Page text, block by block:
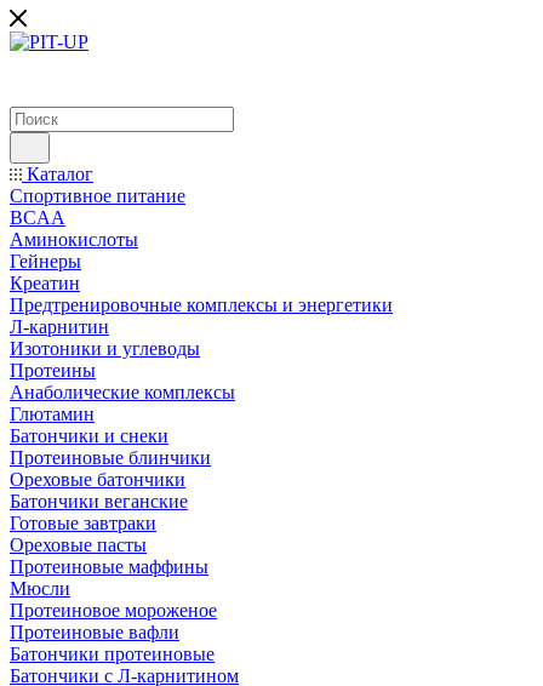
Каталог
Спортивное питание
BCAA
Аминокислоты
Гейнеры
Креатин
Предтренировочные комплексы и энергетики
Л-карнитин
Изотоники и углеводы
Протеины
Анаболические комплексы
Глютамин
Батончики и снеки
Протеиновые блинчики
Ореховые батончики
Батончики веганские
Готовые завтраки
Ореховые пасты
Протеиновые маффины
Мюсли
Протеиновое мороженое
Протеиновые вафли
Батончики протеиновые
Батончики с Л-карнитином